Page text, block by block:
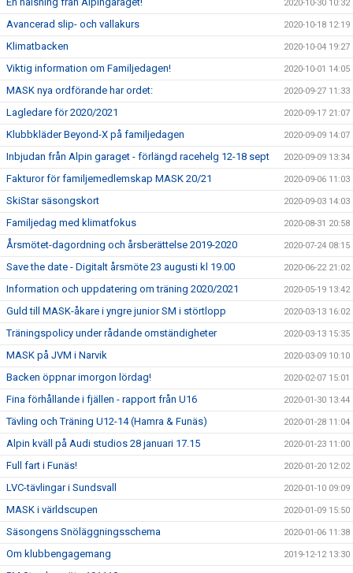
2020-10-30 10:32
Avancerad slip- och vallakurs 2020-10-18 12:19
Klimatbacken 2020-10-04 19:27
Viktig information om Familjedagen! 2020-10-01 14:05
MASK nya ordförande har ordet: 2020-09-27 11:33
Lagledare för 2020/2021 2020-09-17 21:07
Klubbkläder Beyond-X på familjedagen 2020-09-09 14:07
Inbjudan från Alpin garaget - förlängd racehelg 12-18 sept 2020-09-09 13:34
Fakturor för familjemedlemskap MASK 20/21 2020-09-06 11:03
SkiStar säsongskort 2020-09-03 14:03
Familjedag med klimatfokus 2020-08-31 20:58
Årsmötet-dagordning och årsberättelse 2019-2020 2020-07-24 08:15
Save the date - Digitalt årsmöte 23 augusti kl 19.00 2020-06-22 21:02
Information och uppdatering om träning 2020/2021 2020-05-19 13:42
Guld till MASK-åkare i yngre junior SM i störtlopp 2020-03-13 16:02
Träningspolicy under rådande omständigheter 2020-03-13 15:35
MASK på JVM i Narvik 2020-03-09 10:10
Backen öppnar imorgon lördag! 2020-02-07 15:01
Fina förhållande i fjällen - rapport från U16 2020-01-30 13:44
Tävling och Träning U12-14 (Hamra & Funäs) 2020-01-28 11:04
Alpin kväll på Audi studios 28 januari 17.15 2020-01-23 11:00
Full fart i Funäs! 2020-01-20 12:02
LVC-tävlingar i Sundsvall 2020-01-10 09:09
MASK i världscupen 2020-01-09 15:50
Säsongens Snöläggningsschema 2020-01-06 11:38
Om klubbengagemang 2019-12-12 13:30